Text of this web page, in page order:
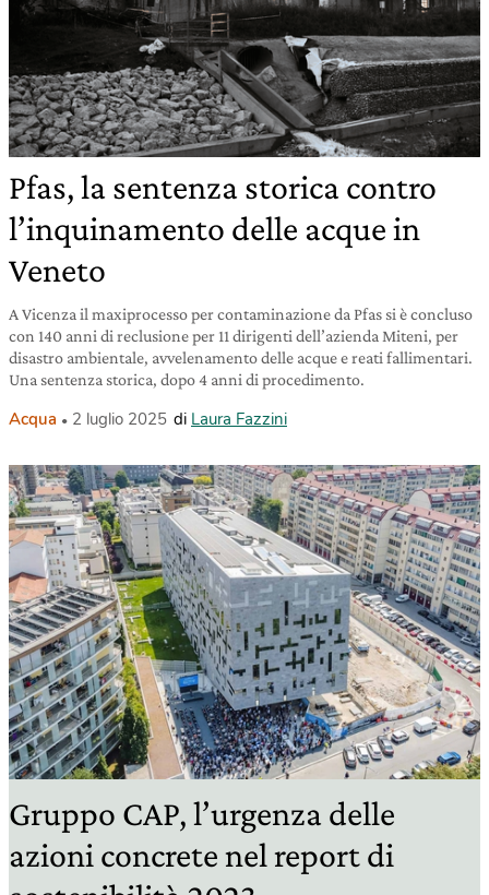
Pfas, la sentenza storica contro
l’inquinamento delle acque in
Veneto
A Vicenza il maxiprocesso per contaminazione da Pfas si è concluso
con 140 anni di reclusione per 11 dirigenti dell’azienda Miteni, per
disastro ambientale, avvelenamento delle acque e reati fallimentari.
Una sentenza storica, dopo 4 anni di procedimento.
Acqua 2 luglio 2025 di Laura Fazzini
Gruppo CAP, l’urgenza delle
azioni concrete nel report di